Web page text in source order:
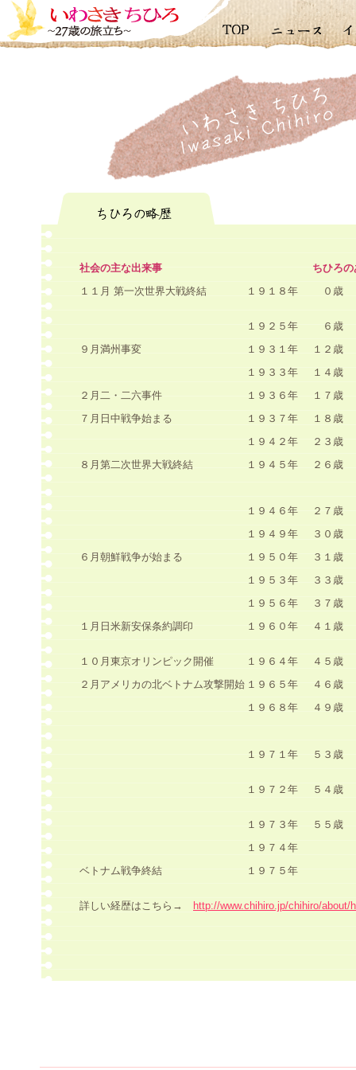
社会の主な出来事
ちひろ
１１月 第一次世界大戦終結
１９１８年 ０歳
１９２５年
６歳
９月満州事変
１９３１年
１２歳
１９３３年
１４歳
２月二・二六事件
１９３６年
１７歳
７月日中戦争始まる
１９３７年
１８歳
１９４２年
２３歳
８月第二次世界大戦終結
１９４５年 ２６歳
１９４６年
２７歳
１９４９年
３０歳
６月朝鮮戦争が始まる
１９５０年
３１歳
１９５３年
３３歳
１９５６年
３７歳
１月日米新安保条約調印
１９６０年 ４１歳
１０月東京オリンピック開催 １９６４年
４５歳
２月アメリカの北ベトナム攻撃開始 １９６５年
４６歳
１９６８年
４９歳
１９７１年 ５３歳
１９７２年 ５４歳
１９７３年
５５歳
１９７４年
ベトナム戦争終結
１９７５年
詳しい経歴はこちら→ http://www.chihiro.jp/chihiro/about/